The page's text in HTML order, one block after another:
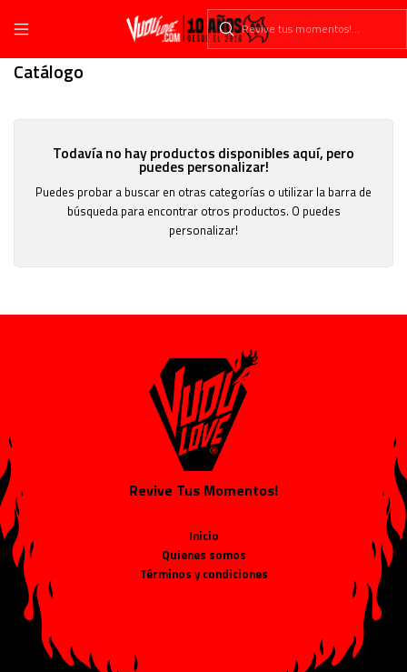
Inicio Catálogo
Catálogo
Todavía no hay productos disponibles aquí, pero
puedes personalizar!
Puedes probar a buscar en otras categorías o utilizar la barra de
búsqueda para encontrar otros productos. O puedes
personalizar!
Revive Tus Momentos!
Inicio
Quienes somos
Términos y condiciones